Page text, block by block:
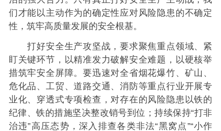
们才能以主动作为的确定性应对风险隐患的不确定
性，筑牢高质量发展的安全根基。
打好安全生产攻坚战，要求聚焦重点领域、紧
盯关键环节，以精准发力破解安全难题，以硬核举
措筑牢安全屏障。要迅速对全省烟花爆竹、矿山、
危化品、工贸、道路交通、消防等重点行业开展专
业化、穿透式专项检查，对存在的风险隐患以铁的
纪律、铁的措施坚决整改销号到位；持续保持“打非
治违”高压态势，深入排查各类非法“黑窝点”“小作